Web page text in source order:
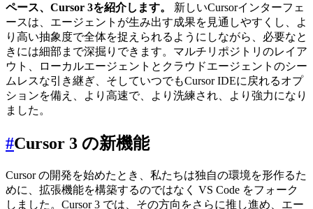
ペース、Cursor 3を紹介します。
新しいCursorインターフェ
ースは、エージェントが生み出す成果を見通しやすくし、よ
り高い抽象度で全体を捉えられるようにしながら、必要なと
きには細部まで深掘りできます。マルチリポジトリのレイア
ウト、ローカルエージェントとクラウドエージェントのシー
ムレスな引き継ぎ、そしていつでもCursor IDEに戻れるオプ
ションを備え、より高速で、より洗練され、より強力になり
ました。
#Cursor 3 の新機能
Cursor の開発を始めたとき、私たちは独自の環境を形作るた
めに、拡張機能を構築するのではなく VS Code をフォーク
しました。Cursor 3 では、その方向をさらに推し進め、エー